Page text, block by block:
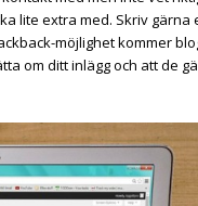
lite extra med. Skriv gärna
möjlighet kommer
om ditt inlägg och att de